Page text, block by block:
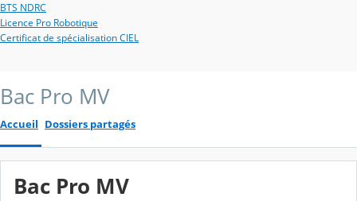
BTS NDRC
Licence Pro Robotique
Certificat de spécialisation CIEL
Bac Pro MV
Accueil Dossiers partagés
Bac Pro MV